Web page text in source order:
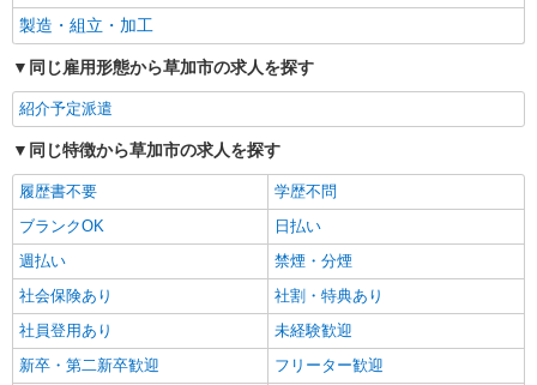
機械操作・計量・梱包・原材料投入・ラベル貼
月給：195,000円〜 月収例：202,000円(月給＋
各種手当)
歩/自転車/バス/電車/バイク 最寄り駅：草加駅から
バイク11分 ※獨協大学前駅から無料送迎バスあり
正社員
UTエージェント株式会社 AGT南関東第一CU AGTさいたまエリア 草
加第5CL 《JGMO1C》
組立・梱包・運搬
月給：224,000円 月収例：269,000円(月給＋各
製造・組立・加工
同じ雇用形態から草加市の求人を探す
紹介予定派遣
同じ特徴から草加市の求人を探す
履歴書不要
学歴不問
ブランクOK
日払い
週払い
禁煙・分煙
社会保険あり
社割・特典あり
社員登用あり
未経験歓迎
新卒・第二新卒歓迎
フリーター歓迎